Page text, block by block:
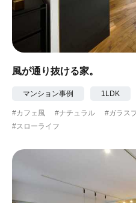
風が通り抜ける家。
マンション事例 1LDK
#カフェ風 #ナチュラル #ガラス
#スローライフ